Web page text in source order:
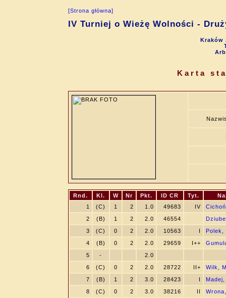
[Strona główna]
IV Turniej o Wieżę Wolności -
Kraków
Karta
Rnd. Kl. W Nr Pkt. ID CR Tyt.
1
(C) 1 2 1.0 49683 IV
2
(B) 1 2 2.0 46554
3
(C) 0 2 2.0 10563 I
Polek,
4
(B) 0 2 2.0 29659 I++
5
-
2.0
6
(C) 0 2 2.0 28722 II+
Wilk,
7
(B) 1 2 3.0 28423 I
8
(C) 0 2 3.0 38216 II